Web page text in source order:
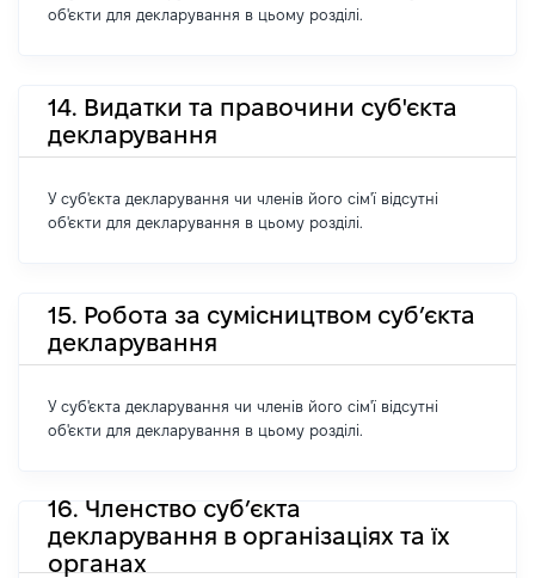
об'єкти для декларування в цьому розділі.
14. Видатки та правочини суб'єкта
декларування
У суб'єкта декларування чи членів його сім'ї відсутні
об'єкти для декларування в цьому розділі.
15. Робота за сумісництвом суб’єкта
декларування
У суб'єкта декларування чи членів його сім'ї відсутні
об'єкти для декларування в цьому розділі.
16. Членство суб’єкта
декларування в організаціях та їх
органах